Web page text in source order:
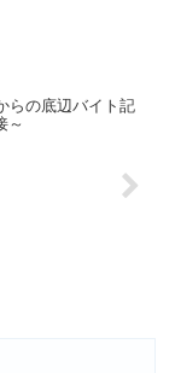
らの底辺バイト記
～